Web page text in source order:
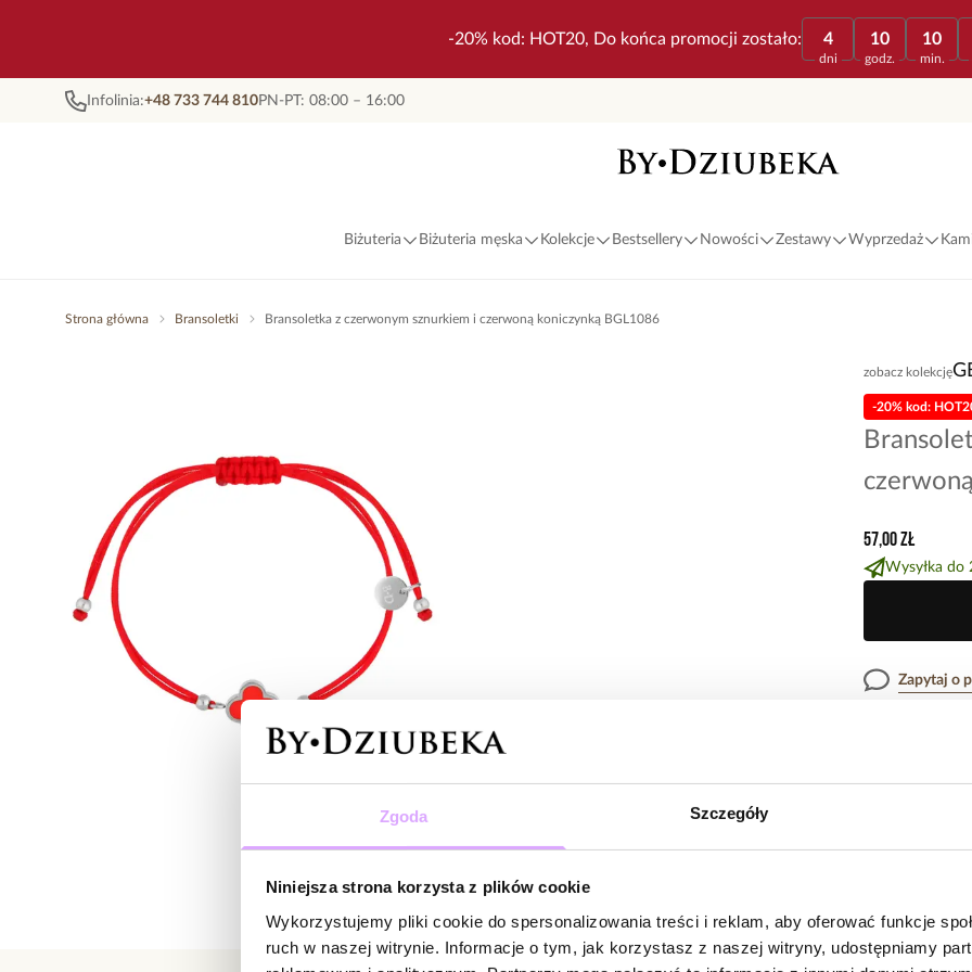
Zgoda Szczegóły
Niniejsza strona korzysta z plików cookie
Wykorzystujemy pliki cookie do spersonalizowania treści i reklam, aby oferować funkcje
ruch w naszej witrynie. Informacje o tym, jak korzystasz z naszej witryny, udostępniamy
-20% kod: HOT20, Do końca promocji zostało: 4
dni
10
godz.
10
min.
Infolinia:+48 733 744 810PN-PT: 08:00 – 16:00
Biżuteria Biżuteria męska Kolekcje Bestsellery Nowości Zestawy Wyprzedaż
Strona główna Bransoletki Bransoletka z czerwonym sznurkiem i czerwoną koniczynką BGL1086
zobacz kolekcję
-20% kod:
57,00 zł
Wysyłka do
Zapytaj o
Surowiec: stal
Wielkość
Bransoletka
8 cm.
Brak opinii
Jeszcze